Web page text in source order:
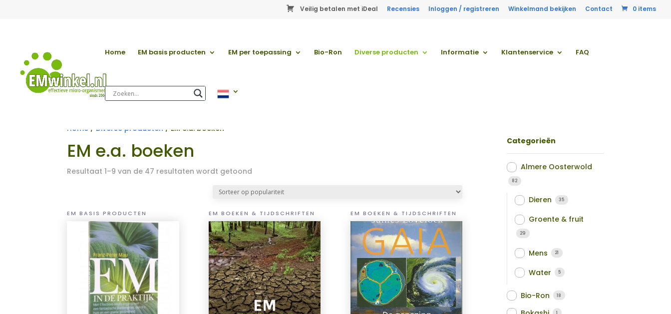
Veilig betalen met iDeal Recensies Inloggen / registreren Winkelmand bekijken Contact 0 items
Home EM basis producten EM per toepassing Bio-Ron Diverse producten Informatie Klantenservice FAQ
Home / Diverse producten / EM e.a. boeken
EM e.a. boeken
Resultaat 1–9 van de 47 resultaten wordt getoond
populariteit
EM BASIS PRODUCTEN EM BOEKEN & TIJDSCHRIFTEN EM BOEKEN & TIJDSCHRIFTEN
Categorieën
Almere Oosterwold
82
Dieren 35
Groente & fruit
29
Mens 21
Water 5
Bio-Ron 18